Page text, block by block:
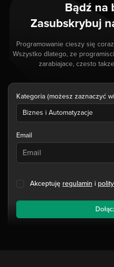
Bądź na
Zasubskrybuj
Programowanie cieszy się
Wszystko dlatego, ze
zarabiajace, czesto
Kategoria (możesz zaznaczyć
Biznes i Automatyzacje
Email
Akceptuję regulamin i